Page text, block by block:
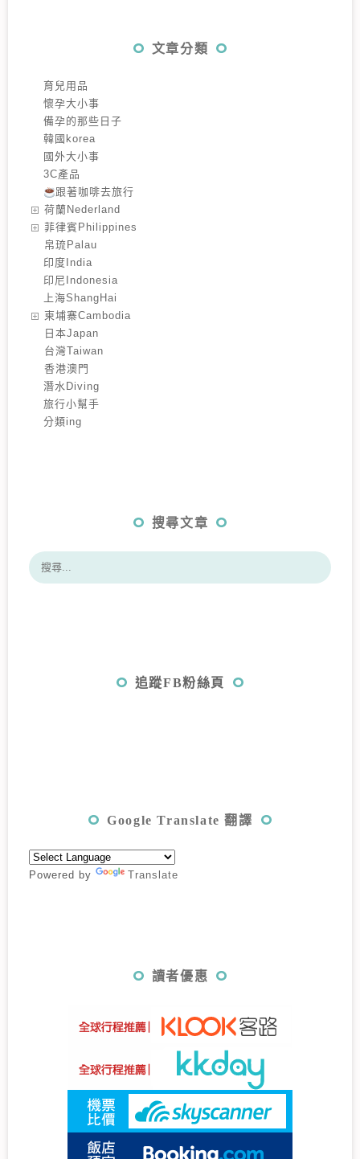
文章分類
育兒用品
懷孕大小事
備孕的那些日子
韓國korea
國外大小事
3C產品
跟著咖啡去旅行
️荷蘭Nederland
️菲律賓Philippines
️帛琉Palau
印度India
印尼Indonesia
上海ShangHai
️柬埔寨Cambodia
️日本Japan
️台灣Taiwan
️香港澳門
潛水Diving
旅行小幫手
分類ing
搜尋文章
追蹤FB粉絲頁
Google Translate 翻譯
Powered by Translate
讀者優惠